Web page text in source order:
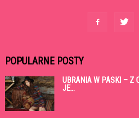
POPULARNE POSTY
UBRANIA W PASKI – Z
JE...